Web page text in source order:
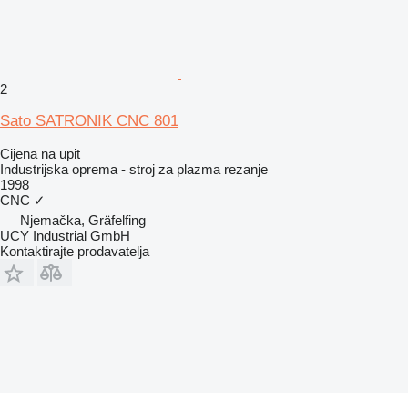
2
Sato SATRONIK CNC 801
Cijena na upit
Industrijska oprema - stroj za plazma rezanje
1998
CNC ✓
Njemačka, Gräfelfing
UCY Industrial GmbH
Kontaktirajte prodavatelja